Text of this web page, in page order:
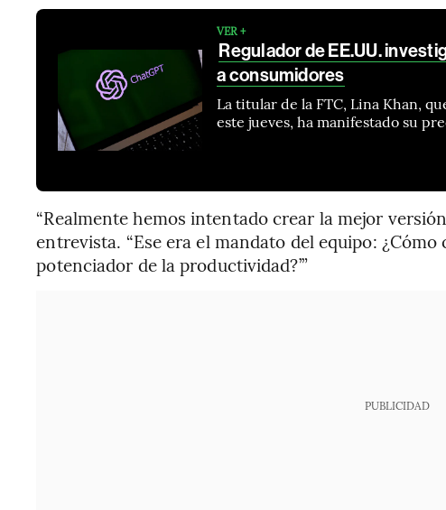
VER +
Regulador de EE.UU.
a consumidores
La titular de la FTC, Lina Khan,
este jueves, ha manifestado su
“Realmente hemos intentado crear la mejor
entrevista. “Ese era el mandato del equipo:
potenciador de la productividad?’”
PUBLICIDAD